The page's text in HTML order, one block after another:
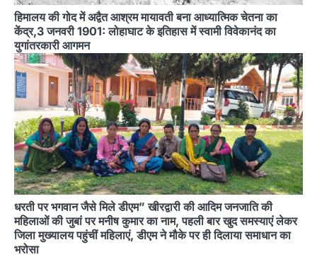
हिमालय की गोद में अद्वैत आश्रम मायावती बना आध्यात्मिक चेतना का
केंद्र,3 जनवरी 1901: लोहाघाट के इतिहास में स्वामी विवेकानंद का
युगांतरकारी आगमन
धरती पर भगवान जैसे मिले डीएम” खीरद्वारी की आदिम जनजाति की
महिलाओं की जुबां पर मनीष कुमार का नाम, पहली बार खुद समस्याएं लेकर
जिला मुख्यालय पहुंचीं महिलाएं, डीएम ने मौके पर ही दिलाया समाधान का
भरोसा